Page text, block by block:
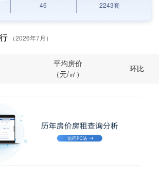
46
2243套
（2026年7月）
平均房价
（元/㎡）
环比